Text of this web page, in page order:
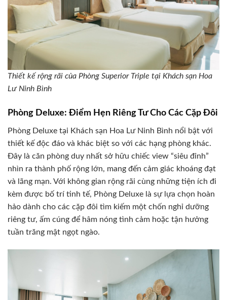
Thiết kế rộng rãi của Phòng Superior Triple tại Khách sạn Hoa
Lư Ninh Bình
Phòng Deluxe: Điểm Hẹn Riêng Tư Cho Các Cặp Đôi
Phòng Deluxe tại Khách sạn Hoa Lư Ninh Bình nổi bật với
thiết kế độc đáo và khác biệt so với các hạng phòng khác.
Đây là căn phòng duy nhất sở hữu chiếc view “siêu đỉnh”
nhìn ra thành phố rộng lớn, mang đến cảm giác khoáng đạt
và lãng mạn. Với không gian rộng rãi cùng những tiện ích đi
kèm được bố trí tinh tế, Phòng Deluxe là sự lựa chọn hoàn
hảo dành cho các cặp đôi tìm kiếm một chốn nghỉ dưỡng
riêng tư, ấm cúng để hâm nóng tình cảm hoặc tận hưởng
tuần trăng mật ngọt ngào.